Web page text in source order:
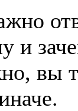
и
вы